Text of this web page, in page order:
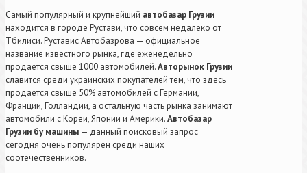
Самый популярный и крупнейший автобазар Грузии
находится в городе Рустави, что совсем недалеко от
Тбилиси. Руставис Автобазрова — официальное
название известного рынка, где еженедельно
продается свыше 1000 автомобилей.Авторынок Грузии
славится среди украинских покупателей тем, что здесь
продается свыше 50% автомобилей с Германии,
Франции, Голландии, а остальную часть рынка занимают
автомобили с Кореи, Японии и Америки.Автобазар
Грузии бу машины — данный поисковый запрос
сегодня очень популярен среди наших
соотечественников.